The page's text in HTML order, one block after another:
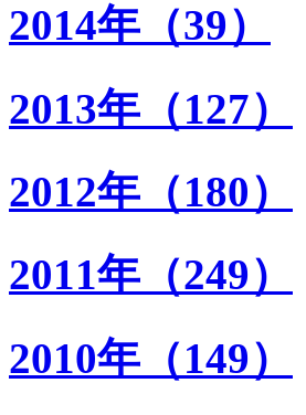
2014年（39）
2013年（127）
2012年（180）
2011年（249）
2010年（149）